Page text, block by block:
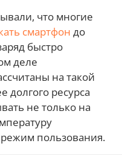
что многие
смартфон до
быстро
деле
на такой
долгого ресурса
не только на
пользования.